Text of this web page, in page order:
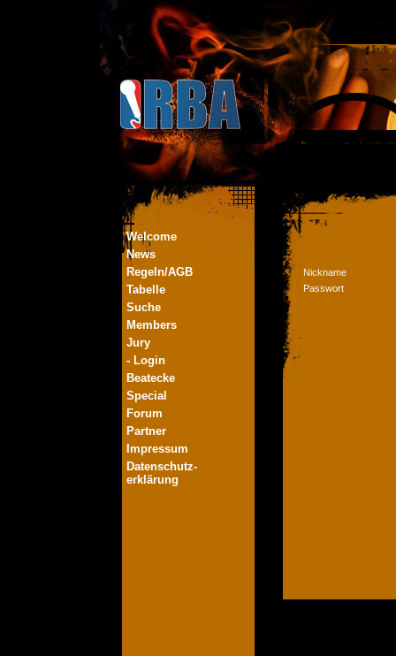
Welcome
News
Regeln/AGB
Tabelle
Suche
Members
Jury
- Login
Beatecke
Special
Forum
Partner
Impressum
Datenschutz-
erklärung
Nickname
Passwort